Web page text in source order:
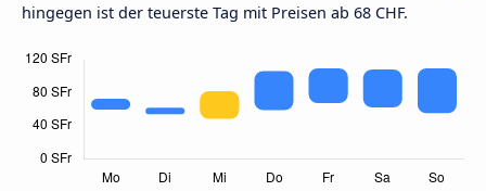
hingegen ist der teuerste Tag mit Preisen ab 68 CHF.